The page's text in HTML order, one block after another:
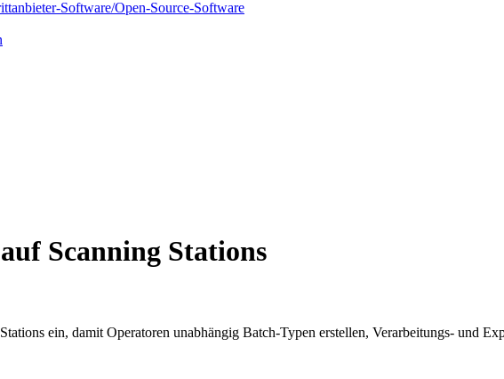
Software/Open-Source-Software
Scanning Stations
ein, damit Operatoren unabhängig Batch-Typen erstellen, Verarbeitungs- und